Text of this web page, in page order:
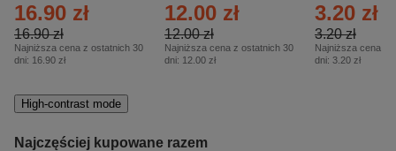
16.90 zł
16.90 zł
Najniższa cena z ostatnich 30
dni: 16.90 zł
12.00 zł
12.00 zł
Najniższa cena z ostatnich 30
dni: 12.00 zł
3.20 zł
3.20 zł
Najniższa cena z
dni: 3.20 zł
High-contrast mode
Najczęściej kupowane razem